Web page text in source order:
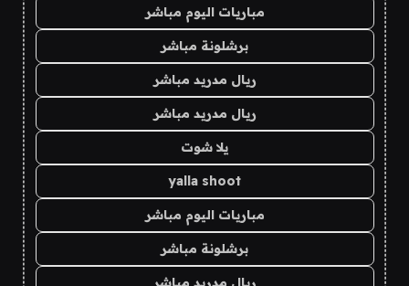
مباريات اليوم مباشر
برشلونة مباشر
ريال مدريد مباشر
ريال مدريد مباشر
يلا شوت
yalla shoot
مباريات اليوم مباشر
برشلونة مباشر
ريال مدريد مباشر